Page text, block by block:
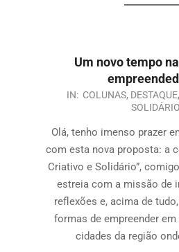
Um novo tempo
IN: COLUNAS, DESTAQUE,
SOLIDÁRIO
Olá, tenho imenso prazer
com esta nova proposta: a
Criativo e Solidário”,
estreia com a missão de
reflexões e, acima de
formas de empreender
cidades da região